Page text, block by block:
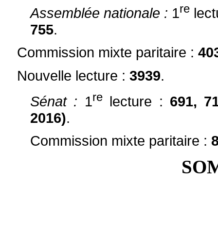
Assemblée nationale : 1re
755.
Commission mixte paritaire :
Nouvelle lecture :3939.
Sénat : 1relecture : 691,
2016).
Commission mixte paritaire :